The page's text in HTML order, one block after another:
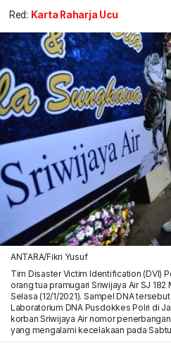
Red: Karta Raharja Ucu
ANTARA/Fikri Yusuf
Tim Disaster Victim Identification (DVI)
orang tua pramugari Sriwijaya Air SJ
Selasa (12/1/2021). Sampel DNA
Laboratorium DNA Pusdokkes Polri di
korban Sriwijaya Air nomor
yang mengalami kecelakaan pada